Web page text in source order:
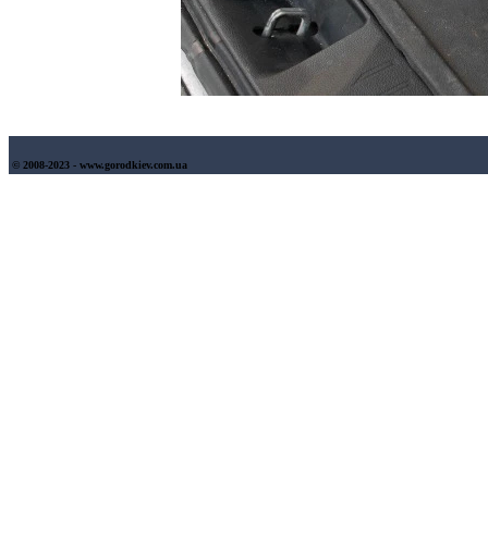
© 2008-2023 - www.gorodkiev.com.ua